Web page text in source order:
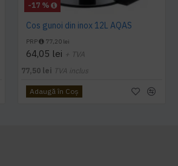
-17 %
Cos gunoi din inox 12L AQAS
PRP 77,20 lei
64,05 lei + TVA
77,50 lei TVA inclus
Adaugă în Coş